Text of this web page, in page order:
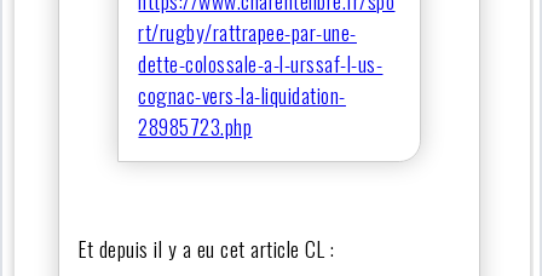
rt/rugby/rattrapee-par-une-
dette-colossale-a-l-urssaf-l-us-
cognac-vers-la-liquidation-
28985723.php
Et depuis il y a eu cet article CL :